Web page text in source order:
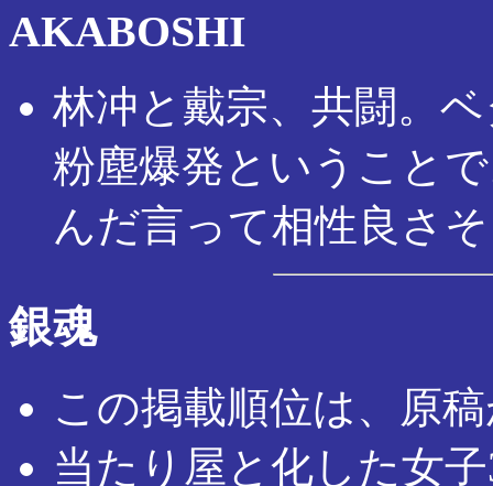
AKABOSHI
林冲と戴宗、共闘。
粉塵爆発ということ
んだ言って相性良さ
銀魂
この掲載順位は、原
当たり屋と化した女